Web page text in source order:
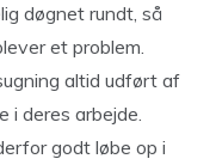
døgnet rundt, så
et problem.
altid udført af
i deres arbejde.
godt løbe op i